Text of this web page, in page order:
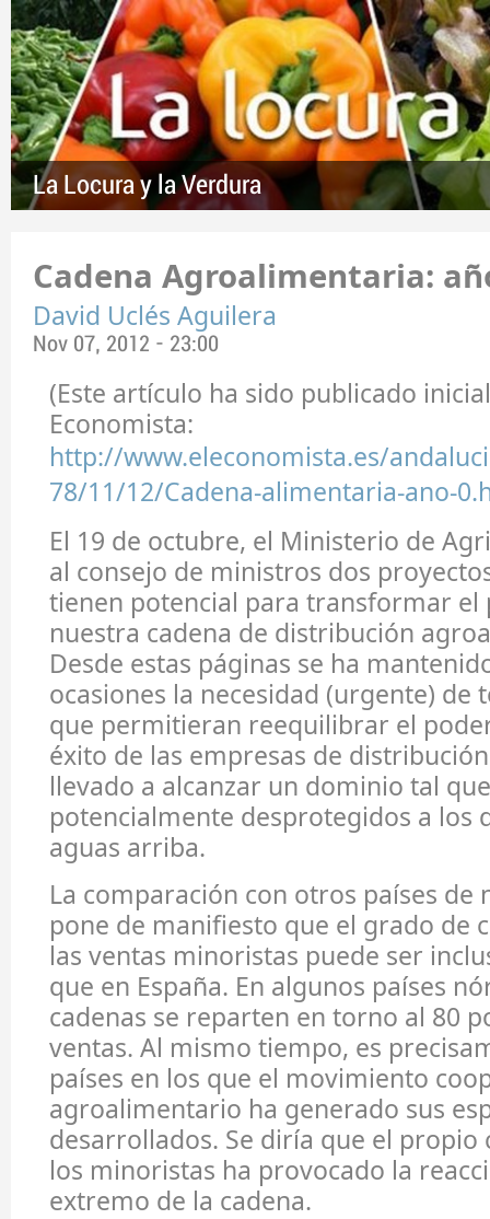
La Locura y la Verdura
Cadena Agroalimentaria:
David Uclés Aguilera
Nov 07, 2012 - 23:00
(Este artículo ha sido publicado
Economista:
http://www.eleconomista.es/
78/11/12/Cadena-alimentaria-ano-
El 19 de octubre, el Ministerio de
al consejo de ministros dos
tienen potencial para transformar el
nuestra cadena de distribución
Desde estas páginas se ha
ocasiones la necesidad (urgente) de
que permitieran reequilibrar el
éxito de las empresas de
llevado a alcanzar un dominio tal
potencialmente desprotegidos a los
aguas arriba.
La comparación con otros países
pone de manifiesto que el grado de
las ventas minoristas puede ser
que en España. En algunos países
cadenas se reparten en torno al 80
ventas. Al mismo tiempo, es
países en los que el movimiento
agroalimentario ha generado sus
desarrollados. Se diría que el propio
los minoristas ha provocado la
extremo de la cadena.